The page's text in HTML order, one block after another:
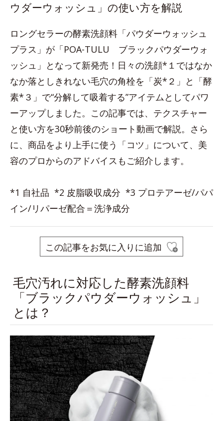
ウダーウォッシュ」の使い方を解説
ロングセラーの酵素洗顔料「パウダーウォッシュ
プラス」が「POA-TULU ブラックパウダーウォ
ッシュ」となって新発売！日々の洗顔*１ではなか
なか落としきれない毛穴の角栓を「炭*２」と「酵
素*３」で“分解して吸着する”アイテムとしてパワ
ーアップしました。この記事では、テクスチャー
と使い方を30秒前後のショート動画で解説。さら
に、商品をより上手に使う「コツ」について、美
容のプロからのアドバイスもご紹介します。
*1 自社品 *2 皮脂吸収成分 *3 プロテアーゼ/パパ
イン/リパーゼ配合＝洗浄成分
この記事をお気に入りに追加
毛穴汚れに対応した酵素洗顔料
「ブラックパウダーウォッシュ」
とは？